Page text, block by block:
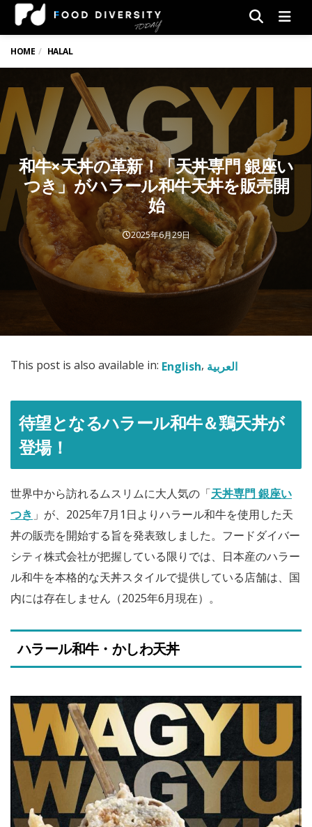
HOME HALAL
和牛×天丼の革新！「天丼専門 銀座い
つき」がハラール和牛天丼を販売開
始
2025年6月29日
This post is also available in: English العربية
待望となるハラール和牛＆鶏天丼が
登場！
世界中から訪れるムスリムに大人気の「天丼専門 銀座い
つき 」が、2025年7月1日よりハラール和牛を使用した天
丼の販売を開始する旨を発表致しました。フードダイバー
シティ株式会社が把握している限りでは、日本産のハラー
ル和牛を本格的な天丼スタイルで提供している店舗は、国
内には存在しません（2025年6月現在）。
ハラール和牛・かしわ天丼